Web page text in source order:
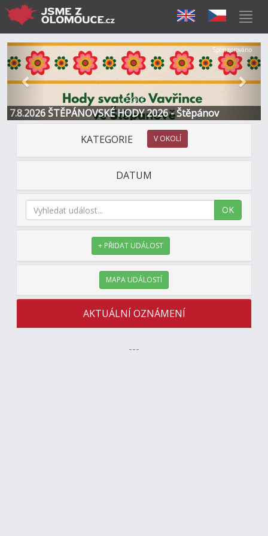
7.8.2026 ŠTĚPÁNOVSKÉ HODY 2026 - Štěpánov
Předchozí Další
Sponzorováno
KATEGORIE V OKOLÍ
DATUM
OK
+ PŘIDAT UDÁLOST
MAPA UDÁLOSTÍ
AKTUÁLNÍ OZNÁMENÍ
---